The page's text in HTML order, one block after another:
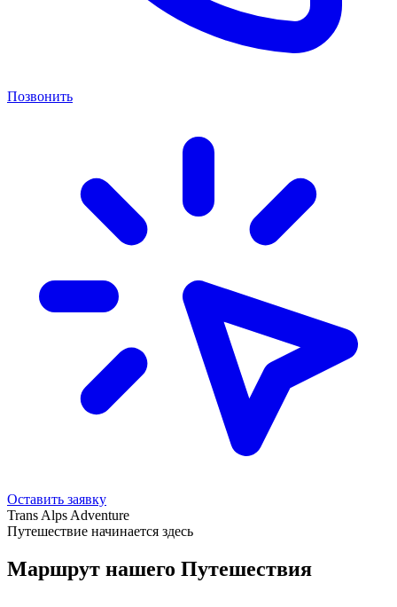
Позвонить
Оставить заявку
Trans Alps Adventure
Путешествие начинается здесь
Маршрут нашего Путешествия